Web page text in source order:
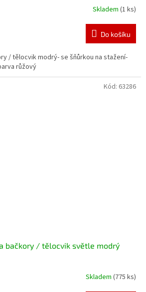
Skladem (1 ks)
Do košíku
/ tělocvik modrý- se šňůrkou na stažení-
růžový
bačkory / tělocvik světle modrý
Skladem (775 ks)
Kód: 63286